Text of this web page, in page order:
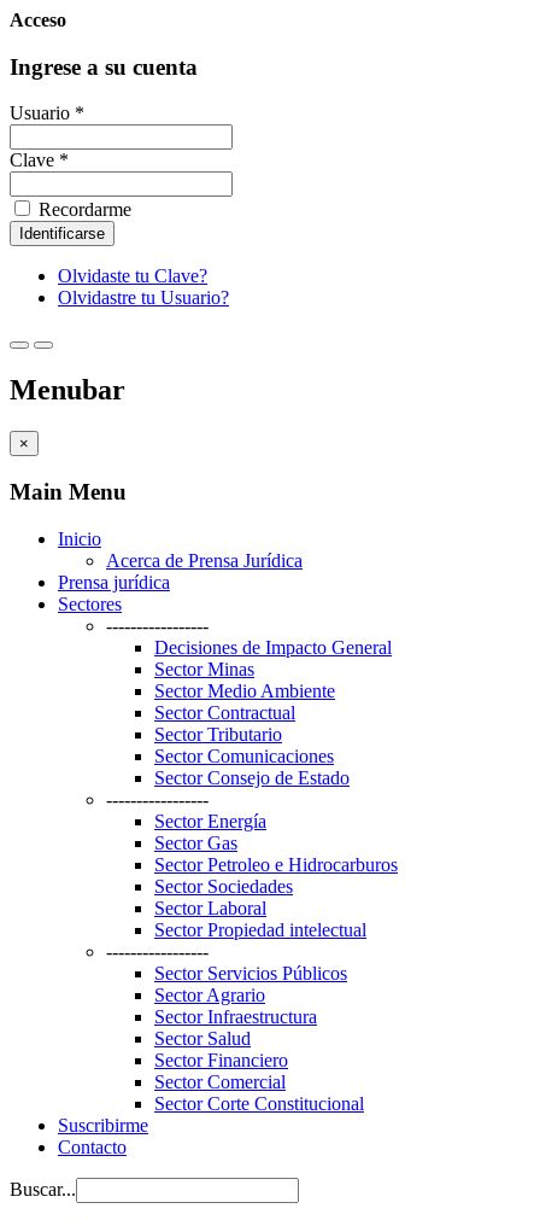
Acceso
Ingrese a su cuenta
Usuario *
Clave *
Recordarme
Olvidaste tu Clave?
Olvidastre tu Usuario?
Menubar
×
Main Menu
Inicio
Acerca de Prensa Jurídica
Prensa jurídica
Sectores
-----------------
Decisiones de Impacto General
Sector Minas
Sector Medio Ambiente
Sector Contractual
Sector Tributario
Sector Comunicaciones
Sector Consejo de Estado
-----------------
Sector Energía
Sector Gas
Sector Petroleo e Hidrocarburos
Sector Sociedades
Sector Laboral
Sector Propiedad intelectual
-----------------
Sector Servicios Públicos
Sector Agrario
Sector Infraestructura
Sector Salud
Sector Financiero
Sector Comercial
Sector Corte Constitucional
Suscribirme
Contacto
Buscar...